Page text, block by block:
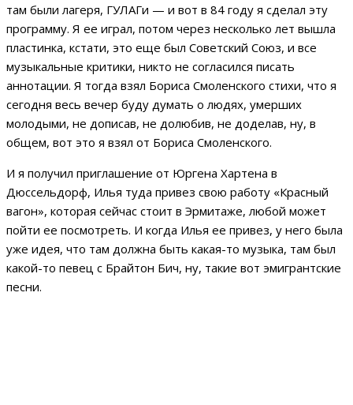
там были лагеря, ГУЛАГи — и вот в 84 году я сделал эту
программу. Я ее играл, потом через несколько лет вышла
пластинка, кстати, это еще был Советский Союз, и все
музыкальные критики, никто не согласился писать
аннотации. Я тогда взял Бориса Смоленского стихи, что я
сегодня весь вечер буду думать о людях, умерших
молодыми, не дописав, не долюбив, не доделав, ну, в
общем, вот это я взял от Бориса Смоленского.
И я получил приглашение от Юргена Хартена в
Дюссельдорф, Илья туда привез свою работу «Красный
вагон», которая сейчас стоит в Эрмитаже, любой может
пойти ее посмотреть. И когда Илья ее привез, у него была
уже идея, что там должна быть какая-то музыка, там был
какой-то певец с Брайтон Бич, ну, такие вот эмигрантские
песни.